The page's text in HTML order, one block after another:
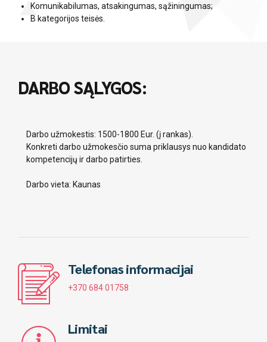
Komunikabilumas, atsakingumas, sąžiningumas;
B kategorijos teisės.
DARBO SĄLYGOS:
Darbo užmokestis: 1500-1800 Eur. (į rankas).
Konkreti darbo užmokesčio suma priklausys nuo kandidato
kompetencijų ir darbo patirties.
Darbo vieta: Kaunas
Telefonas informacijai
+370 684 01758
Limitai